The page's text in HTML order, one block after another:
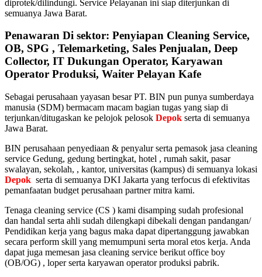
diprotek/dilindungi. Service Pelayanan ini siap diterjunkan di
semuanya Jawa Barat.
Penawaran Di sektor: Penyiapan Cleaning Service,
OB, SPG , Telemarketing, Sales Penjualan, Deep
Collector, IT Dukungan Operator, Karyawan
Operator Produksi, Waiter Pelayan Kafe
Sebagai perusahaan yayasan besar PT. BIN pun punya sumberdaya
manusia (SDM) bermacam macam bagian tugas yang siap di
terjunkan/ditugaskan ke pelojok pelosok Depok serta di semuanya
Jawa Barat.
BIN perusahaan penyediaan & penyalur serta pemasok jasa cleaning
service Gedung, gedung bertingkat, hotel , rumah sakit, pasar
swalayan, sekolah, , kantor, universitas (kampus) di semuanya lokasi
Depok serta di semuanya DKI Jakarta yang terfocus di efektivitas
pemanfaatan budget perusahaan partner mitra kami.
Tenaga cleaning service (CS ) kami disamping sudah profesional
dan handal serta ahli sudah dilengkapi dibekali dengan pandangan/
Pendidikan kerja yang bagus maka dapat dipertanggung jawabkan
secara perform skill yang memumpuni serta moral etos kerja. Anda
dapat juga memesan jasa cleaning service berikut office boy
(OB/OG) , loper serta karyawan operator produksi pabrik.